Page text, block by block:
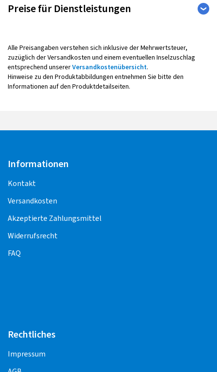
Preise für Dienstleistungen
Reifenmontage
Kontrollsensoren (Sensoreinbau, -
Programmierung, -Anlernen,
Funktionskontrolle) entstehen weitere Kosten.
Für die Pflege und Korrektheit der Inhalte,
einschließlich der Preise für die
Montageleistungen, sind die Montagepartner
verantwortlich.
Stahlfelge 10" - 16"
Stahlfelge 17" - 24"
Alle Preisangaben verstehen sich inklusive der Mehrwertsteuer,
zuzüglich der Versandkosten und einem eventuellen Inselzuschlag
entsprechend unsererVersandkostenübersicht.
Hinweise zu den Produktabbildungen entnehmen Sie bitte den
Informationen auf den Produktdetailseiten.
Informationen
Kontakt
Versandkosten
Akzeptierte Zahlungsmittel
Widerrufsrecht
FAQ
Rechtliches
Impressum